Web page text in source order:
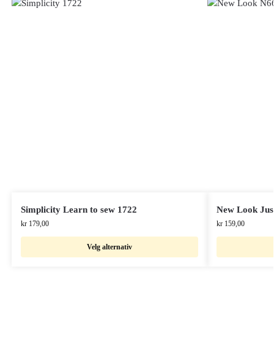
Simplicity Learn to sew 1722
kr179,00
Velg alternativ
New Look
kr159,00